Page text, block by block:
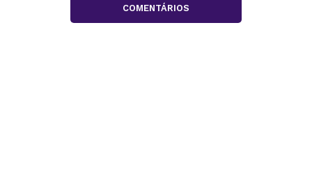
COMENTÁRIOS